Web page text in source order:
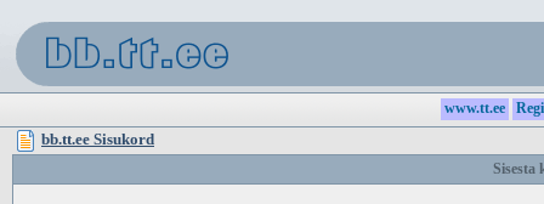
www.tt.ee
bb.tt.ee Sisukord
Sisesta